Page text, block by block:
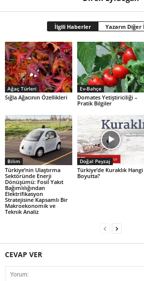
İlgili Haberler Yazarın
Ağaç Türleri
Sığla Ağacının Özellikleri
Ev-Bahçe
Domates Yetiştiriciliği –
Pratik Bilgiler
Bilim
Türkiye’nin Ulaştırma
Sektöründe Enerji
Dönüşümü: Fosil Yakıt
Bağımlılığından
Elektrifikasyon
Stratejisine Kapsamlı Bir
Makroekonomik ve
Teknik Analiz
Doğal Peyzaj
Türkiye’de Kuraklık Hangi
Boyutta?
CEVAP VER